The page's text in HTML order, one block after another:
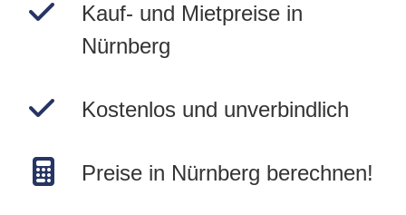
Kauf- und Mietpreise in
Nürnberg
Kostenlos und unverbindlich
Preise in Nürnberg berechnen!